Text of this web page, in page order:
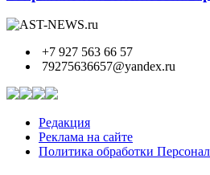
+7 927 563 66 57
79275636657@yandex.ru
Редакция
Реклама на сайте
Политика обработки